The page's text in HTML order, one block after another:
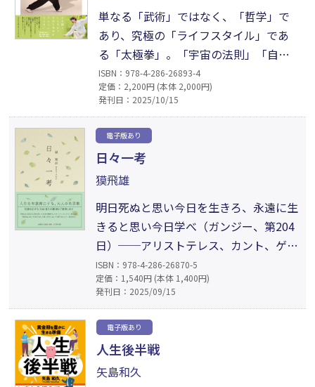
単なる「武術」ではなく、「哲学」で
あり、究極の「ライフスタイル」であ
る「太極拳」。「宇宙の法則」「自然
の法則」でもある「螺旋【ら／せ
ん】」という動き。それらを理解し、
に過ごしましょう！ 太極拳の効果をよ
り高めてくれる「螺旋棒」を使った16
の基礎功法を、写真で詳しく解説した
一冊。
ISBN：978-4-286-26893-4
定価：2,200円 (本体 2,000円)
発刊日：2025/10/15
電子版あり
日々一考
獏飛雄
明日死ぬと思い今日を生きろ、永遠に生
きると思い今日学べ（ガンジー、第204
日）──アリストテレス、カント、ゲー
テ、高杉晋作、田中角栄、スピノザ、ニ
ーチェ、ピケティ、マザー・テレサ、孔
子、老子、荀子等々、100余名の歴史的
人物の名言や諸法則ほか、著者の日常か
らの確証的な発見等を掲載。貴方の心に
響く言葉は何か!? 人生を有意義にする、
大人の名言集。
ISBN：978-4-286-26870-5
定価：1,540円 (本体 1,400円)
発刊日：2025/09/15
電子版あり
人生後半戦
矢島和久